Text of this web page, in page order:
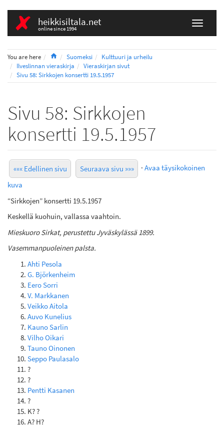
heikkisiltala.net
online since 1994
You are here HomeSuomeksi
Kulttuuri ja urheilu
Ilveslinnan vieraskirja
Vieraskirjan sivut
Sivu 58: Sirkkojen konsertti 19.5.1957
Sivu 58: Sirkkojen
konsertti 19.5.1957
««« Edellinen sivu Seuraava sivu »»» · Avaa täysikokoinen
kuva
“Sirkkojen” konsertti 19.5.1957
Keskellä kuohuin, vallassa vaahtoin.
Mieskuoro Sirkat, perustettu Jyväskylässä 1899.
Vasemmanpuoleinen palsta.
Ahti Pesola
G. Björkenheim
Eero Sorri
V. Markkanen
Veikko Aitola
Auvo Kunelius
Kauno Sarlin
Vilho Oikari
Tauno Oinonen
Seppo Paulasalo
?
?
Pentti Kasanen
?
K? ?
A? H?